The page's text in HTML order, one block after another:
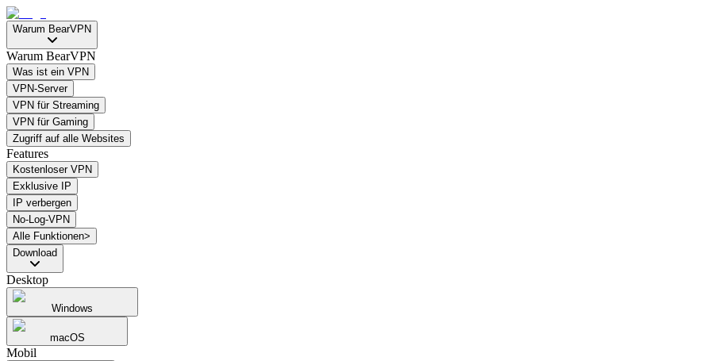
Warum BearVPN
Warum BearVPN
Was ist ein VPN
VPN-Server
VPN für Streaming
VPN für Gaming
Zugriff auf alle Websites
Features
Kostenloser VPN
Exklusive IP
IP verbergen
No-Log-VPN
Alle Funktionen>
Download
Desktop
Windows
macOS
Mobil